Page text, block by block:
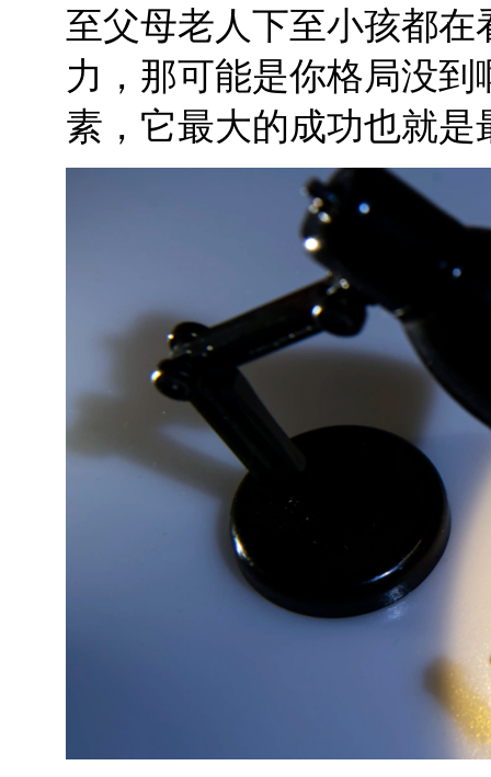
至父母老人下至小孩都
力，那可能是你格局没
素，它最大的成功也就